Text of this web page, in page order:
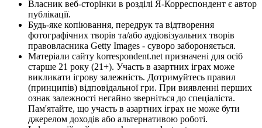
Власник веб-сторінки в розділі Я-Корреспондент є автор
публікації.
Будь-яке копіювання, передрук та відтворення
фотографічних творів та/або аудіовізуальних творів
правовласника Getty Images - суворо забороняється.
Матеріали сайту korrespondent.net призначені для осіб
старше 21 року (21+). Участь в азартних іграх може
викликати ігрову залежність. Дотримуйтесь правил
(принципів) відповідальної гри. При виявленні перших
ознак залежності негайно зверніться до спеціаліста.
Пам'ятайте, що участь в азартних іграх не може бути
джерелом доходів або альтернативою роботі.